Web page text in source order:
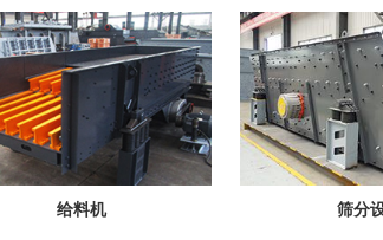
给料机 筛分